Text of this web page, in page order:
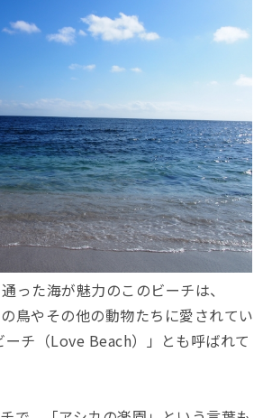
った海が魅力のこのビーチは、
鳥やその他の動物たちに愛されてい
ーチ（Love Beach）」とも呼ばれて